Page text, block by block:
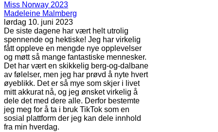
Miss Norway 2023
Madeleine Malmberg
lørdag 10. juni 2023
De siste dagene har vært helt utrolig
spennende og hektiske! Jeg har virkelig
fått oppleve en mengde nye opplevelser
og møtt så mange fantastiske mennesker.
Det har vært en skikkelig berg-og-dalbane
av følelser, men jeg har prøvd å nyte hvert
øyeblikk. Det er så mye som skjer i livet
mitt akkurat nå, og jeg ønsket virkelig å
dele det med dere alle. Derfor bestemte
jeg meg for å ta i bruk TikTok som en
sosial plattform der jeg kan dele innhold
fra min hverdag.